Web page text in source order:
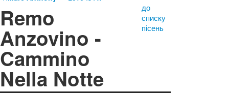
Remo
Anzovino -
Cammino
Nella Notte
до
списку
пісень